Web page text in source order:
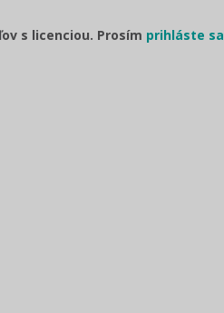
s licenciou. Prosím prihláste sa